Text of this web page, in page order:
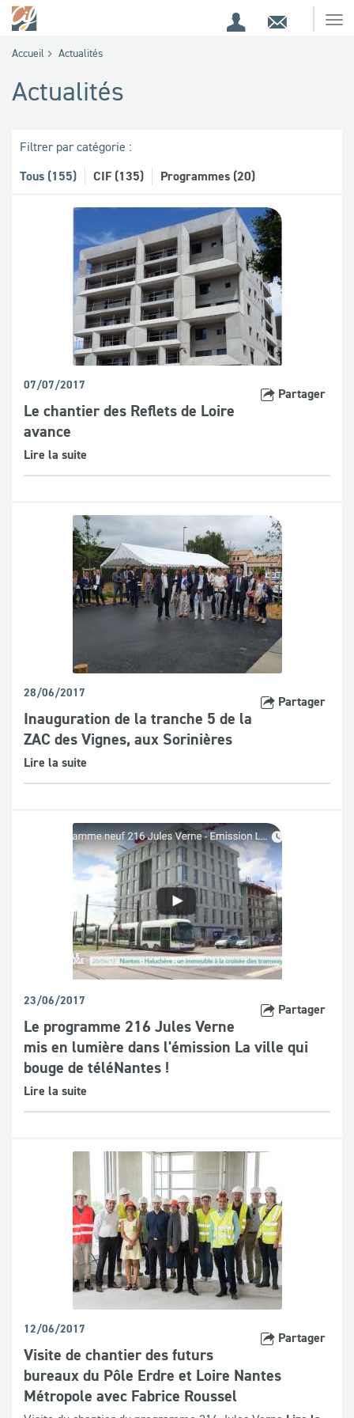
EspaceContact
Accueil Actualités
Actualités
Filtrer par catégorie :
Tous (155) CIF (135) Programmes (20)
Partager
07/07/2017
Le chantier des Reflets de Loire
avance
Lire la suite
Partager
28/06/2017
Inauguration de la tranche 5 de la
ZAC des Vignes, aux Sorinières
Lire la suite
Partager
23/06/2017
Le programme 216 Jules Verne
mis en lumière dans l'émission La ville qui
bouge de téléNantes !
Lire la suite
Partager
12/06/2017
Visite de chantier des futurs
bureaux du Pôle Erdre et Loire Nantes
Métropole avec Fabrice Roussel